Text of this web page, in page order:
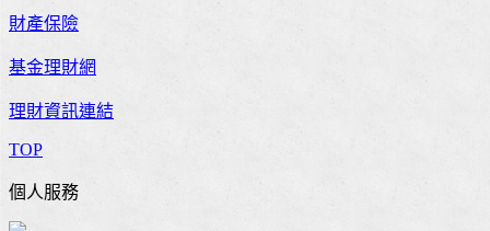
財產保險
基金理財網
理財資訊連結
TOP
個人服務